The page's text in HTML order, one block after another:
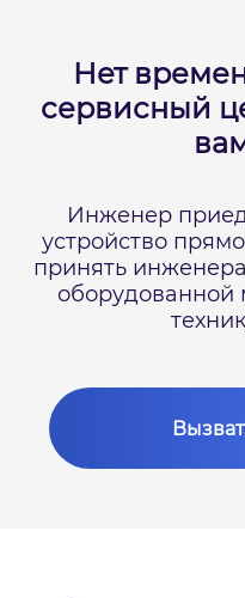
Нет
сервисный
Инженер
устройство
принять